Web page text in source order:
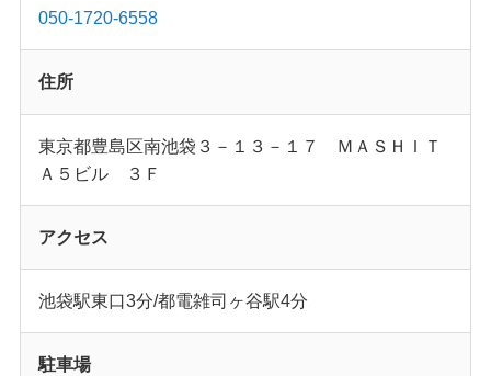
050-1720-6558
住所
東京都豊島区南池袋３－１３－１７ ＭＡＳＨＩＴ
Ａ５ビル ３Ｆ
アクセス
池袋駅東口3分/都電雑司ヶ谷駅4分
駐車場